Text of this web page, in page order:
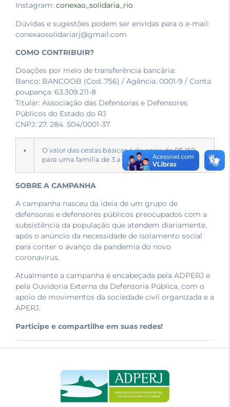
Instagram: conexao_solidaria_rio
Dúvidas e sugestões podem ser envidas para o e-mail:
conexaosolidariarj@gmail.com
COMO CONTRIBUIR?
Doações por meio de transferência bancária:
Banco: BANCOOB (Cod. 756) / Agência: 0001-9 / Conta
poupança: 63.309.211-8
Titular: Associação das Defensoras e Defensores
Públicos do Estado do RJ
CNPJ: 27. 284. 504/0001-37.
▪
O valor das cestas básicas é de cerca de R$ 150
para uma família de 3 a 4 pessoas.
SOBRE A CAMPANHA
A campanha nasceu da ideia de um grupo de
defensoras e defensores públicos preocupados com a
subsistência da população que atendem diariamente,
após o anúncio da necessidade de isolamento social
para conter o avanço da pandemia do novo
coronavírus.
Atualmente a campanha é encabeçada pela ADPERJ e
pela Ouvidoria Externa da Defensoria Pública, com o
apoio de movimentos da sociedade civil organizada e a
APERJ.
Participe e compartilhe em suas redes!